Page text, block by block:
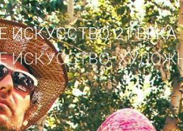
К
ИСКУССТВО 21 ВЕКА
ИСКУССТВО,